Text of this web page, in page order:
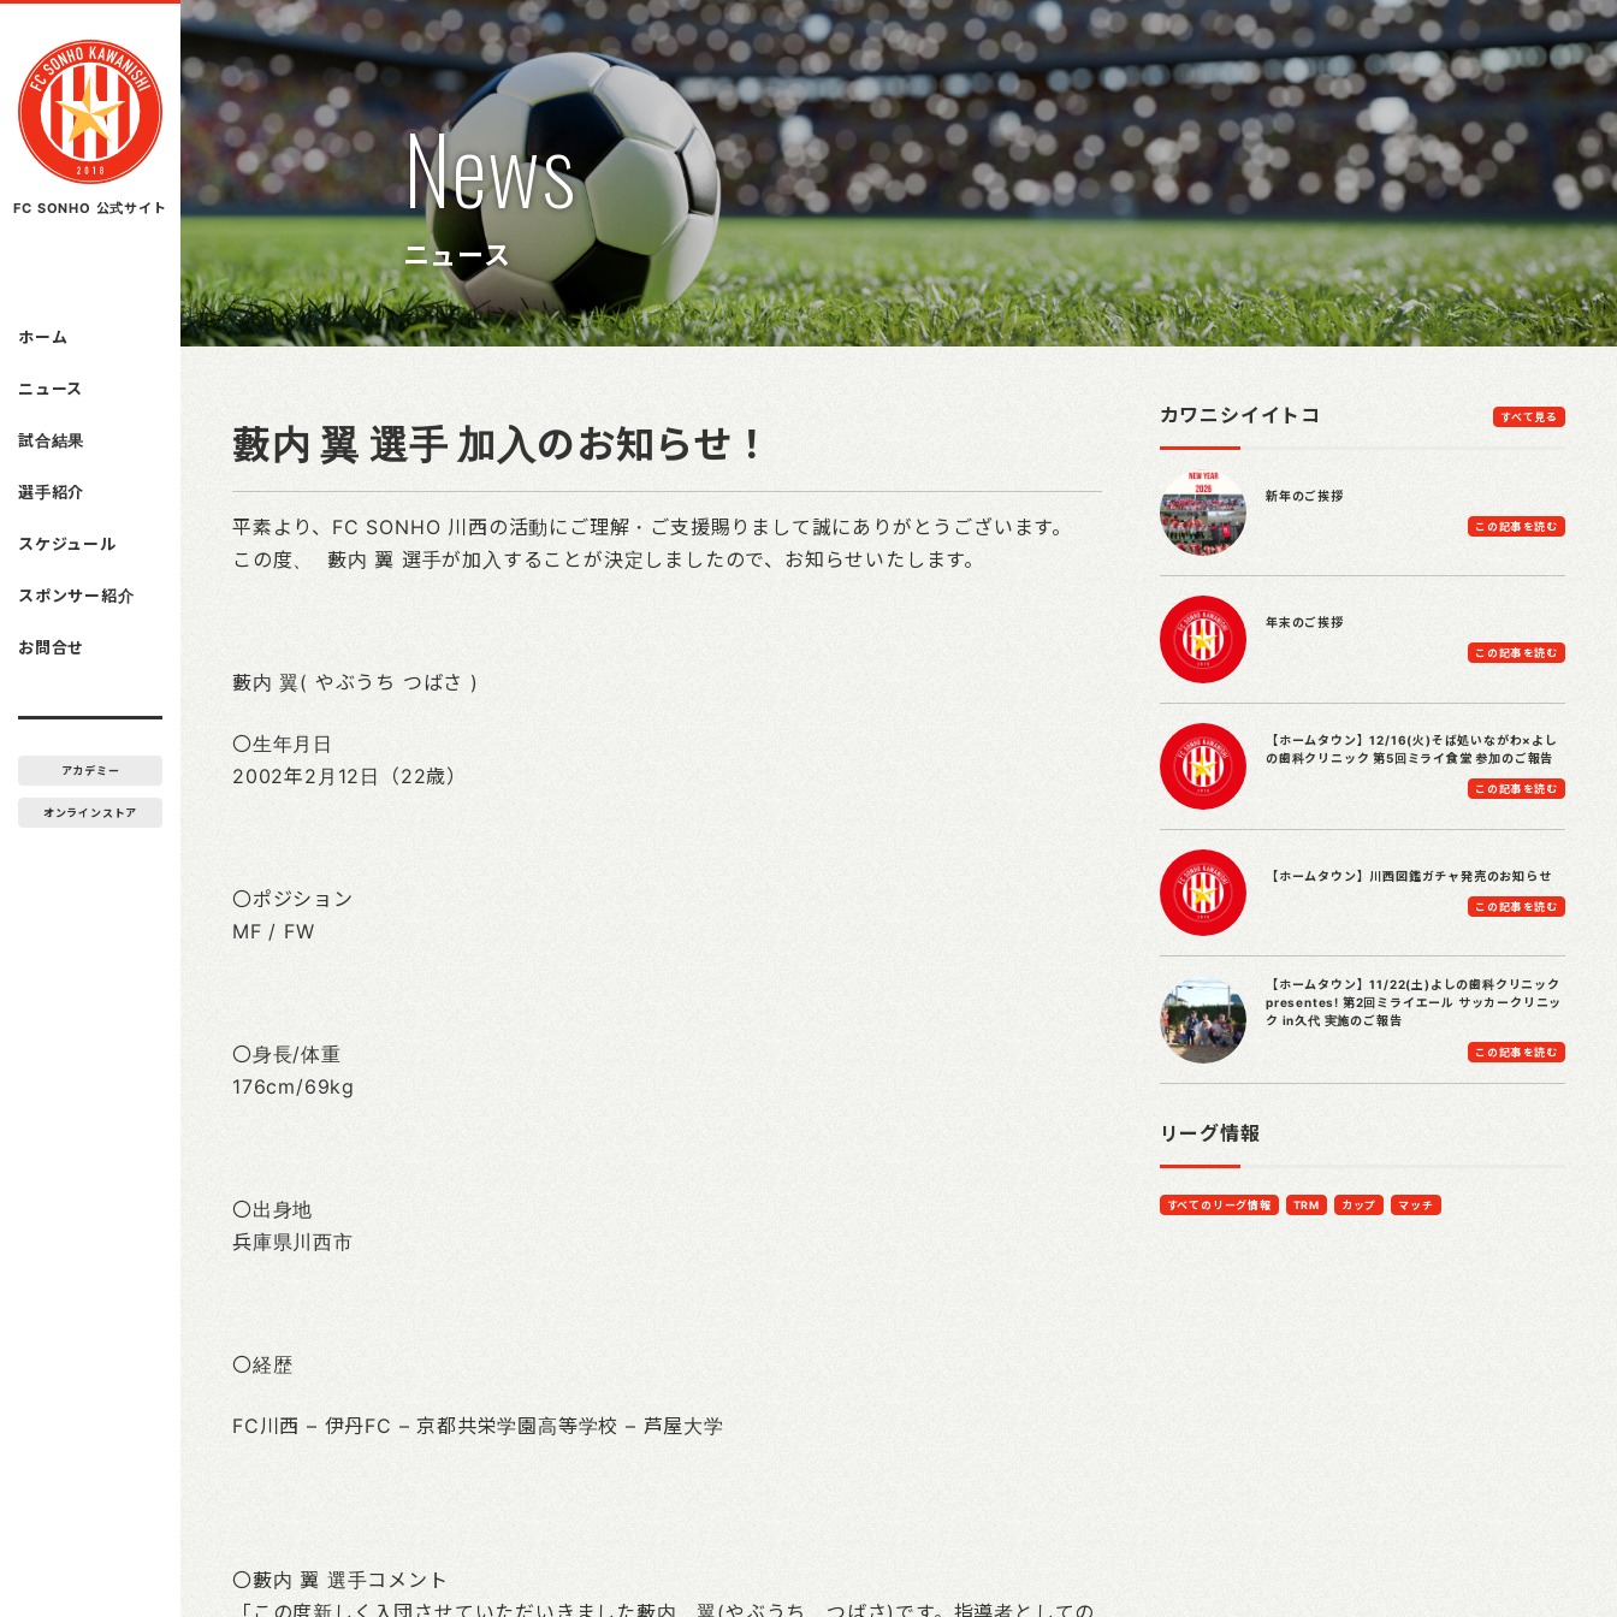
FC SONHO 公式サイト
ホーム
ニュース
試合結果
選手紹介
スケジュール
スポンサー紹介
お問合せ
アカデミー
オンラインストア
News
ニュース
藪内 翼 選手 加入のお知らせ！
平素より、FC SONHO 川西の活動にご理解・ご支援賜りまして誠にありがとうございます。
この度、 藪内 翼 選手が加入することが決定しましたので、お知らせいたします。
藪内 翼( やぶうち つばさ )
〇生年月日
2002年2月12日（22歳）
〇ポジション
MF / FW
〇身長/体重
176cm/69kg
〇出身地
兵庫県川西市
〇経歴
FC川西 – 伊丹FC – 京都共栄学園高等学校 – 芦屋大学
〇藪内 翼 選手コメント
「この度新しく入団させていただいきました藪内 翼(やぶうち つばさ)です。指導者としての
カワニシイイトコ すべて見る
新年のご挨拶
この記事を読む
年末のご挨拶
この記事を読む
【ホームタウン】12/16(火)そば処いながわ×よし
の歯科クリニック 第5回ミライ食堂 参加のご報告
この記事を読む
【ホームタウン】川西図鑑ガチャ発売のお知らせ
この記事を読む
【ホームタウン】11/22(土)よしの歯科クリニック
presentes! 第2回ミライエール サッカークリニッ
ク in久代 実施のご報告
この記事を読む
リーグ情報
すべてのリーグ情報 TRM カップ マッチ